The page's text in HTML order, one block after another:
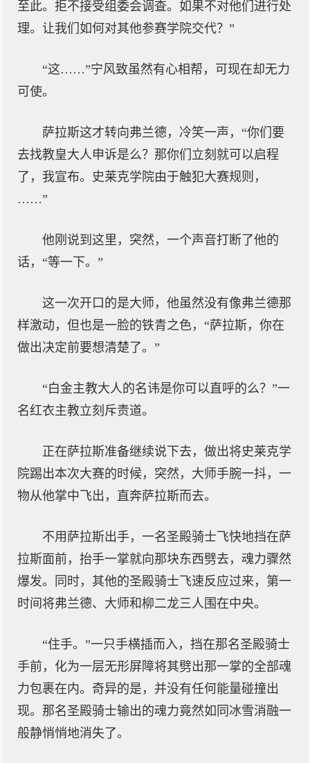
至此。拒不接受组委会调查。如果不对他们进行处
理。让我们如何对其他参赛学院交代？”
“这……”宁风致虽然有心相帮，可现在却无力
可使。
萨拉斯这才转向弗兰德，冷笑一声，“你们要
去找教皇大人申诉是么？那你们立刻就可以启程
了，我宣布。史莱克学院由于触犯大赛规则，
……”
他刚说到这里，突然，一个声音打断了他的
话，“等一下。”
这一次开口的是大师，他虽然没有像弗兰德那
样激动，但也是一脸的铁青之色，“萨拉斯，你在
做出决定前要想清楚了。”
“白金主教大人的名讳是你可以直呼的么？”一
名红衣主教立刻斥责道。
正在萨拉斯准备继续说下去，做出将史莱克学
院踢出本次大赛的时候，突然，大师手腕一抖，一
物从他掌中飞出，直奔萨拉斯而去。
不用萨拉斯出手，一名圣殿骑士飞快地挡在萨
拉斯面前，抬手一掌就向那块东西劈去，魂力骤然
爆发。同时，其他的圣殿骑士飞速反应过来，第一
时间将弗兰德、大师和柳二龙三人围在中央。
“住手。”一只手横插而入，挡在那名圣殿骑士
手前，化为一层无形屏障将其劈出那一掌的全部魂
力包裹在内。奇异的是，并没有任何能量碰撞出
现。那名圣殿骑士输出的魂力竟然如同冰雪消融一
般静悄悄地消失了。